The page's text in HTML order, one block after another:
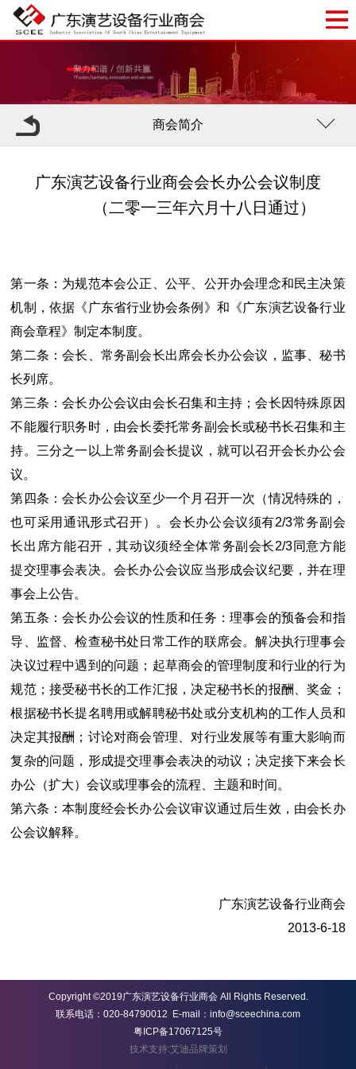
商会简介
广东演艺设备行业商会会长办公会议制度
（二零一三年六月十八日通过）
第一条：为规范本会公正、公平、公开办会理念和民主决策
机制，依据《广东省行业协会条例》和《广东演艺设备行业
商会章程》制定本制度。
第二条：会长、常务副会长出席会长办公会议，监事、秘书
长列席。
第三条：会长办公会议由会长召集和主持；会长因特殊原因
不能履行职务时，由会长委托常务副会长或秘书长召集和主
持。三分之一以上常务副会长提议，就可以召开会长办公会
议。
第四条：会长办公会议至少一个月召开一次（情况特殊的，
也可采用通讯形式召开）。会长办公会议须有2/3常务副会
长出席方能召开，其动议须经全体常务副会长2/3同意方能
提交理事会表决。会长办公会议应当形成会议纪要，并在理
事会上公告。
第五条：会长办公会议的性质和任务：理事会的预备会和指
导、监督、检查秘书处日常工作的联席会。解决执行理事会
决议过程中遇到的问题；起草商会的管理制度和行业的行为
规范；接受秘书长的工作汇报，决定秘书长的报酬、奖金；
根据秘书长提名聘用或解聘秘书处或分支机构的工作人员和
决定其报酬；讨论对商会管理、对行业发展等有重大影响而
复杂的问题，形成提交理事会表决的动议；决定接下来会长
办公（扩大）会议或理事会的流程、主题和时间。
第六条：本制度经会长办公会议审议通过后生效，由会长办
公会议解释。
广东演艺设备行业商会
2013-6-18
Copyright ©2019广东演艺设备行业商会 All Rights Reserved.
联系电话：020-84790012 E-mail：info@sceechina.com
粤ICP备17067125号
技术支持:艾迪品牌策划